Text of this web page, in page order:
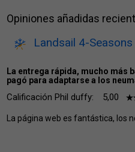
Opiniones añadidas
Landsail 4-Seasons
La entrega rápida, mucho más
pagó para adaptarse a los
Calificación Phil duffy: 5,00
La página web es fantástica, los